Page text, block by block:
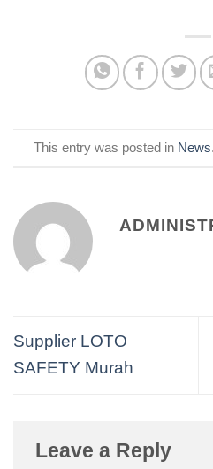
This entry was posted in News
Supplier LOTO
SAFETY Murah
Leave a Reply